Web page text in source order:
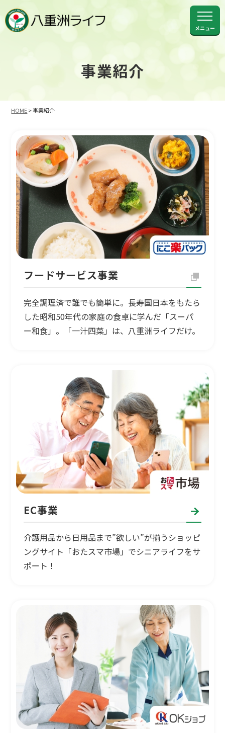
メニュー
事業紹介
HOME>事業紹介
フードサービス事業
完全調理済で誰でも簡単に。長寿国日本をもたら
した昭和50年代の家庭の食卓に学んだ「スーパ
ー和食」。「一汁四菜」は、八重洲ライフだけ。
EC事業
介護用品から日用品まで”欲しい”が揃うショッピ
ングサイト「おたスマ市場」でシニアライフをサ
ポート！